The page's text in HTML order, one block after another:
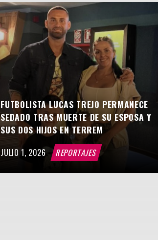
FUTBOLISTA LUCAS TREJO PERMANECE
SEDADO TRAS MUERTE DE SU ESPOSA Y
SUS DOS HIJOS EN TERREM
JULIO 1, 2026 REPORTAJES